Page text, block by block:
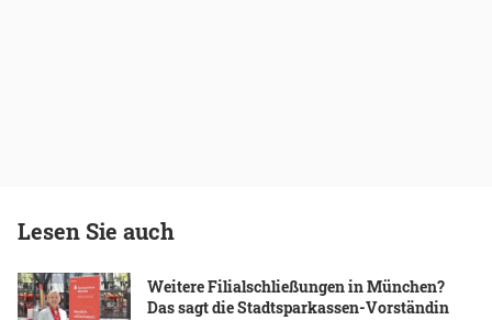
Lesen Sie auch
Weitere Filialschließungen in München?
Das sagt die Stadtsparkassen-Vorständin